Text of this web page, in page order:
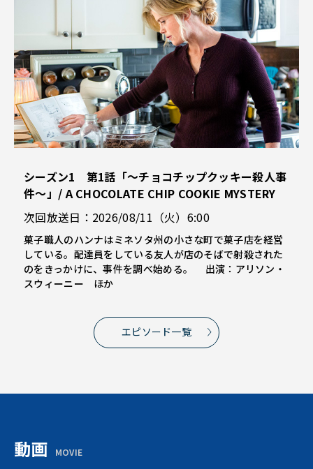
シーズン1 第1話「～チョコチップクッキー殺人事
件～」/ A CHOCOLATE CHIP COOKIE MYSTERY
次回放送日：2026/08/11（火）6:00
菓子職人のハンナはミネソタ州の小さな町で菓子店を経営
している。配達員をしている友人が店のそばで射殺された
のをきっかけに、事件を調べ始める。 出演：アリソン・
スウィーニー ほか
エピソード一覧
動画 MOVIE